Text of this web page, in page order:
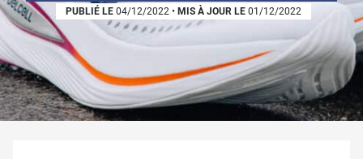
PUBLIÉ LE 04/12/2022 • MIS À JOUR LE 01/12/2022